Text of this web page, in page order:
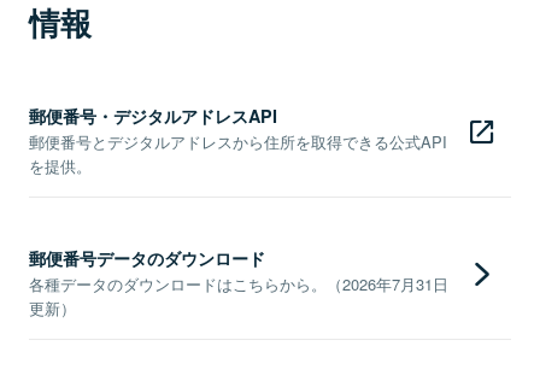
情報
郵便番号・デジタルアドレスAPI
郵便番号とデジタルアドレスから住所を取得できる公式API
を提供。
郵便番号データのダウンロード
各種データのダウンロードはこちらから。（2026年7月31日
更新）